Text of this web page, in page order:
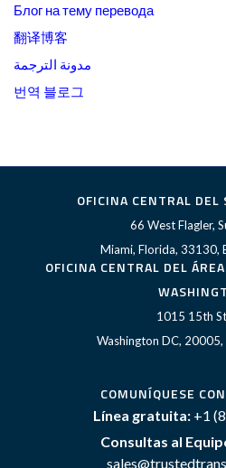
Блог на тему перевода
翻译博客
مدونة الترجمة
번역 블로그
OFICINA CENTRAL DEL
66 West Flagler,
Miami, Florida, 33130,
OFICINA CENTRAL DEL
1015 15th
Washington DC,
COMUNÍQUESE
Línea gratuita: +1
Consultas al